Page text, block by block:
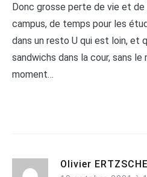
Donc grosse perte de vie et de
campus, de temps pour les
dans un resto U qui est loin, et
sandwichs dans la cour, sans le
moment…
Olivier